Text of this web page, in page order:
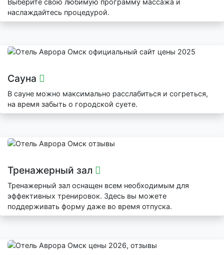
Выберите свою любимую программу массажа и
наслаждайтесь процедурой.
Сауна
В сауне можно максимально расслабиться и согреться,
на время забыть о городской суете.
Тренажерный зал
Тренажерный зал оснащен всем необходимым для
эффективных тренировок. Здесь вы можете
поддерживать форму даже во время отпуска.